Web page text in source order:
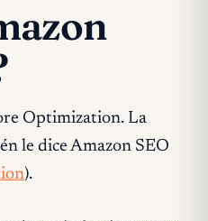
Optimization. La
le dice Amazon SEO
).